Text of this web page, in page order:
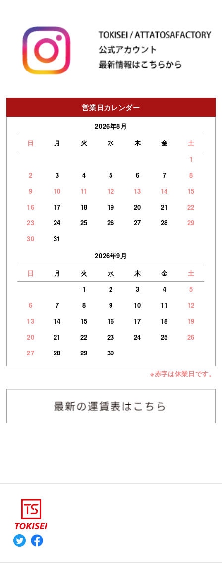
営業日カレンダー
2026年8月
日
月 火 水 木 金
土
1
2
3 4 5 6 7
8
9
10 11 12 13 14
15
16
17 18 19 20 21
22
23
24 25 26 27 28
29
30
31
2026年9月
日
月 火 水 木 金
土
1
2 3 4
5
6
7 8 9 10 11
12
13
14 15 16 17 18
19
20
21 22 23 24 25
26
27
28 29 30
※赤字は休業日です。